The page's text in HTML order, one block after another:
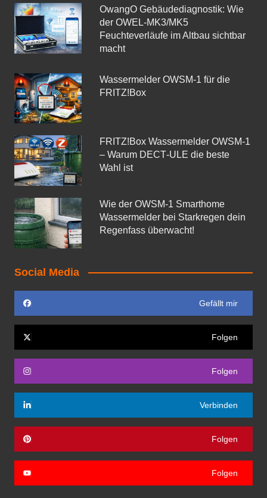
OwangO Gebäudediagnostik: Wie
der OWEL‑MK3/MK5
Feuchteverläufe im Altbau sichtbar
macht
Wassermelder OWSM‑1 für die
FRITZ!Box
FRITZ!Box Wassermelder OWSM-1
– Warum DECT‑ULE die beste
Wahl ist
Wie der OWSM‑1 Smarthome
Wassermelder bei Starkregen dein
Regenfass überwacht!
Social Media
Gefällt mir
Folgen
Folgen
Verbinden
Folgen
Folgen